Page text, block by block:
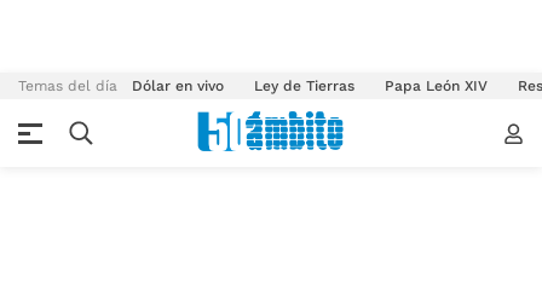
Temas del día Dólar en vivo Ley de Tierras Papa León XIV